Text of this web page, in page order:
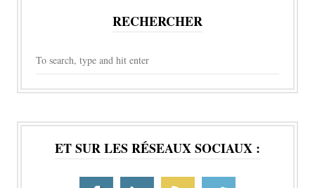
RECHERCHER
ET SUR LES RÉSEAUX SOCIAUX :